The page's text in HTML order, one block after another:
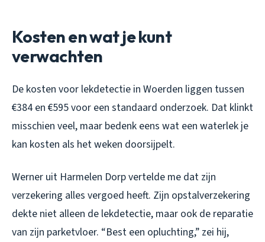
Kosten en wat je kunt
verwachten
De kosten voor lekdetectie in Woerden liggen tussen
€384 en €595 voor een standaard onderzoek. Dat klinkt
misschien veel, maar bedenk eens wat een waterlek je
kan kosten als het weken doorsijpelt.
Werner uit Harmelen Dorp vertelde me dat zijn
verzekering alles vergoed heeft. Zijn opstalverzekering
dekte niet alleen de lekdetectie, maar ook de reparatie
van zijn parketvloer. “Best een opluchting,” zei hij,